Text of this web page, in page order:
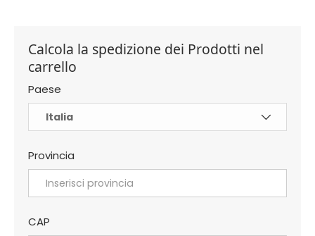
Calcola la spedizione dei Prodotti nel
carrello
Paese
Provincia
CAP